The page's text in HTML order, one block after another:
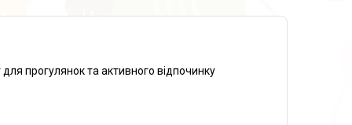
прогулянок та активного відпочинку